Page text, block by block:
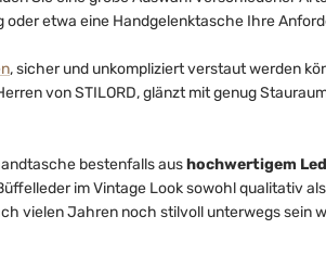
etwa eine Handgelenktasche Ihre
, sicher und unkompliziert verstaut werden
von STILORD, glänzt mit genug
bestenfalls aushochwertigem
im Vintage Look sowohl qualitativ
vielen Jahren noch stilvoll unterwegs sein